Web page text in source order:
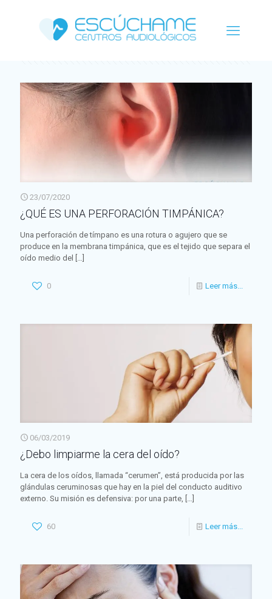
23/07/2020
¿QUÉ ES UNA PERFORACIÓN TIMPÁNICA?
Una perforación de tímpano es una rotura o agujero que se
produce en la membrana timpánica, que es el tejido que separa el
oído medio del […]
0 Leer más...
06/03/2019
¿Debo limpiarme la cera del oído?
La cera de los oídos, llamada “cerumen”, está producida por las
glándulas ceruminosas que hay en la piel del conducto auditivo
externo. Su misión es defensiva: por una parte, […]
60 Leer más...